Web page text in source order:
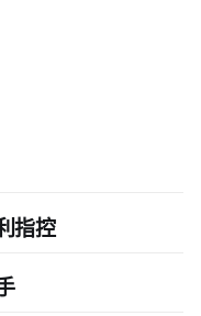
指控